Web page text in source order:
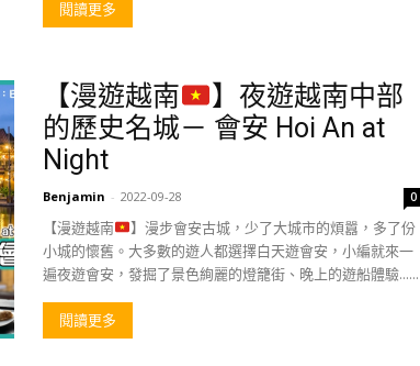
閱讀更多
【漫遊越南
】夜遊越南中部
的歷史名城－ 會安 Hoi An at
Night
Benjamin - 2022-09-28 0
【漫遊越南
】漫步會安古城，少了大城市的煩囂，多了份
小城的懷舊。大多數的遊人都選擇白天遊會安，小編就來一
遍夜遊會安，發掘了景色絢麗的燈籠街、晚上的遊船體驗......
閱讀更多